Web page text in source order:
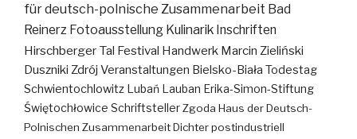
für deutsch-polnische Zusammenarbeit Bad
Reinerz Fotoausstellung Kulinarik Inschriften
Hirschberger Tal Festival Handwerk Marcin Zieliński
Duszniki Zdrój Veranstaltungen Bielsko-Biała Todestag
Schwientochlowitz Lubań Lauban Erika-Simon-Stiftung
Świętochłowice SchriftstellerZgoda Haus der Deutsch-
Polnischen ZusammenarbeitDichterpostindustriell